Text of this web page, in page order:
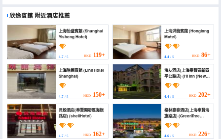
欣逸賓館 附近酒店推薦
上海怡盛賓館 (Shanghai
Yisheng Hotel)
4.7 / 5 HKD 119+
上海洪龍賓館 (Honglong
Motel)
4.4/ 5 HKD 86+
上海琳麗賓館 (Linli Hotel
Shanghai)
4.7 / 5 HKD 150+
海友酒店(上海奉賢區新四
平公路店) (Hi Inn (New
Siping Road, Fengxian
District, Shanghai))
4.4/ 5 HKD 202+
貝殼酒店(奉賢開發區海旗
路店) (shellHotel)
4.7 / 5 HKD 162+
格林豪泰酒店(上海奉賢海
旗路店) (GreenTree
Hotel (Shanghai
Fengxian Haiqi Road))
4.6/ 5 HKD 226+